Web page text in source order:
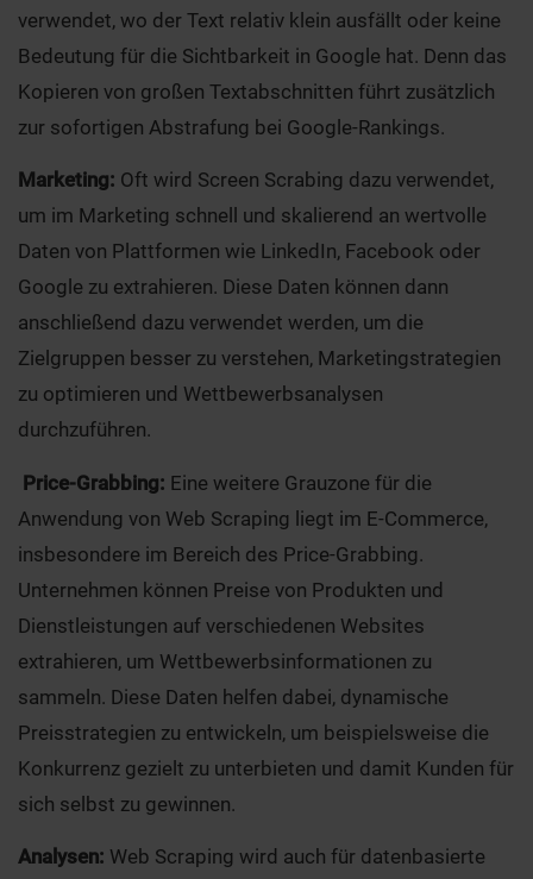
verwendet, wo der Text relativ klein ausfällt oder keine
Bedeutung für die Sichtbarkeit in Google hat. Denn das
Kopieren von großen Textabschnitten führt zusätzlich
zur sofortigen Abstrafung bei Google-Rankings.
Marketing: Oft wird Screen Scrabing dazu verwendet,
um im Marketing schnell und skalierend an wertvolle
Daten von Plattformen wie LinkedIn, Facebook oder
Google zu extrahieren. Diese Daten können dann
anschließend dazu verwendet werden, um die
Zielgruppen besser zu verstehen, Marketingstrategien
zu optimieren und Wettbewerbsanalysen
durchzuführen.
Price-Grabbing: Eine weitere Grauzone für die
Anwendung von Web Scraping liegt im E-Commerce,
insbesondere im Bereich des Price-Grabbing.
Unternehmen können Preise von Produkten und
Dienstleistungen auf verschiedenen Websites
extrahieren, um Wettbewerbsinformationen zu
sammeln. Diese Daten helfen dabei, dynamische
Preisstrategien zu entwickeln, um beispielsweise die
Konkurrenz gezielt zu unterbieten und damit Kunden für
sich selbst zu gewinnen.
Analysen: Web Scraping wird auch für datenbasierte